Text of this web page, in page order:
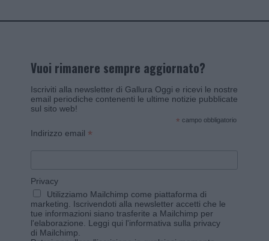
Vuoi rimanere sempre aggiornato?
Iscriviti alla newsletter di Gallura Oggi e ricevi le nostre
email periodiche contenenti le ultime notizie pubblicate
sul sito web!
* campo obbligatorio
Indirizzo email *
Privacy
Utilizziamo Mailchimp come piattaforma di
marketing. Iscrivendoti alla newsletter accetti che le
tue informazioni siano trasferite a Mailchimp per
l'elaborazione. Leggi qui l'informativa sulla privacy
di Mailchimp